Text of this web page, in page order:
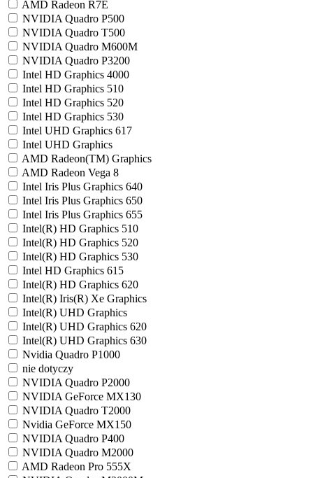
AMD Radeon R7E
NVIDIA Quadro P500
NVIDIA Quadro T500
NVIDIA Quadro M600M
NVIDIA Quadro P3200
Intel HD Graphics 4000
Intel HD Graphics 510
Intel HD Graphics 520
Intel HD Graphics 530
Intel UHD Graphics 617
Intel UHD Graphics
AMD Radeon(TM) Graphics
AMD Radeon Vega 8
Intel Iris Plus Graphics 640
Intel Iris Plus Graphics 650
Intel Iris Plus Graphics 655
Intel(R) HD Graphics 510
Intel(R) HD Graphics 520
Intel(R) HD Graphics 530
Intel HD Graphics 615
Intel(R) HD Graphics 620
Intel(R) Iris(R) Xe Graphics
Intel(R) UHD Graphics
Intel(R) UHD Graphics 620
Intel(R) UHD Graphics 630
Nvidia Quadro P1000
nie dotyczy
NVIDIA Quadro P2000
NVIDIA GeForce MX130
NVIDIA Quadro T2000
Nvidia GeForce MX150
NVIDIA Quadro P400
NVIDIA Quadro M2000
AMD Radeon Pro 555X